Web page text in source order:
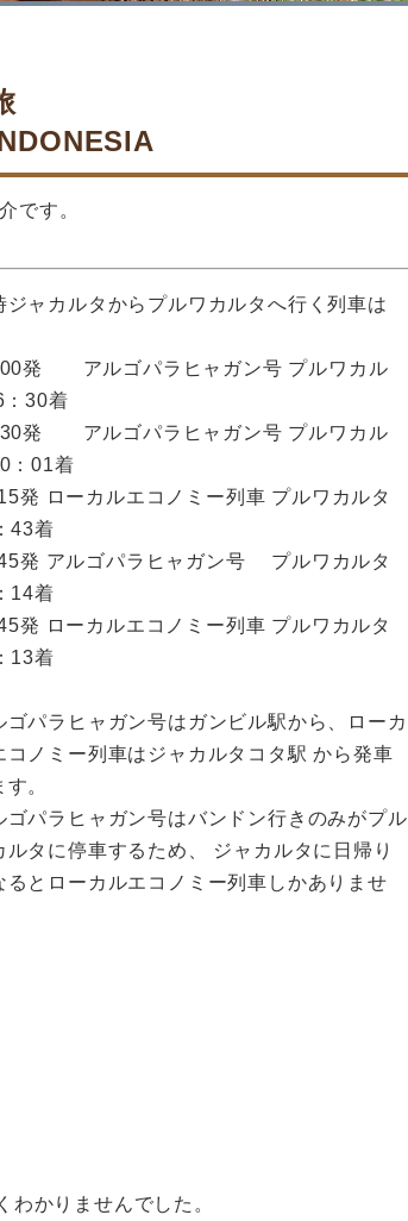
です。
ジャカルタからプルワカルタへ行く列車は
発 アルゴパラヒャガン号 プルワカル
：30着
発 アルゴパラヒャガン号 プルワカル
：01着
発 ローカルエコノミー列車 プルワカルタ
43着
発 アルゴパラヒャガン号 プルワカルタ
14着
発 ローカルエコノミー列車 プルワカルタ
13着
ゴパラヒャガン号はガンビル駅から、ローカ
コノミー列車はジャカルタコタ駅 から発車
す。
ゴパラヒャガン号はバンドン行きのみがプル
ルタに停車するため、 ジャカルタに日帰り
るとローカルエコノミー列車しかありませ
かりませんでした。